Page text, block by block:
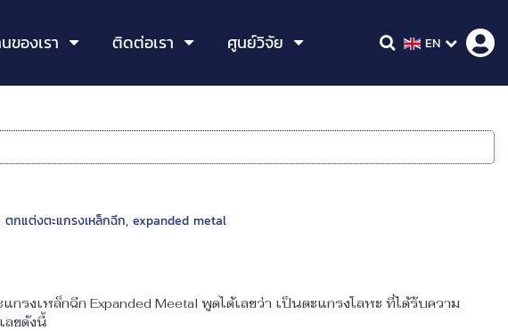
ของเรา ติดต่อเรา ศูนย์วิจัย EN
ตกแต่งตะแกรงเหล็กฉีก, expanded metal
รงเหล็กฉีก Expanded Meetal พูดได้เลยว่า เป็นตะแกรงโลหะ ที่ได้รับความ
ลยดังนี้